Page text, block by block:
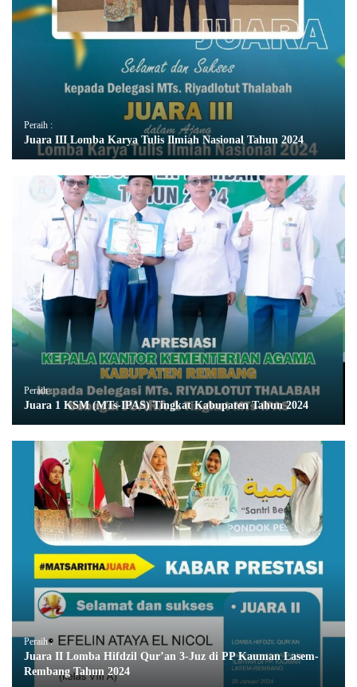
Peraih :
Juara III Lomba Karya Tulis Ilmiah Nasional Tahun 2024
Peraih :
Juara 1 KSM (MTs-IPAS) Tingkat Kabupaten Tahun 2024
Peraih :
Juara II Lomba Hifdzil Qur’an 3-Juz di PP Kauman Lasem-
Rembang Tahun 2024